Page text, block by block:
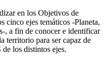
en los Objetivos de
cinco ejes temáticos -Planeta,
, a fin de conocer e identificar
territorio para ser capaz de
los distintos ejes.